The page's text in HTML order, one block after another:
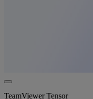
TeamViewer Tensor